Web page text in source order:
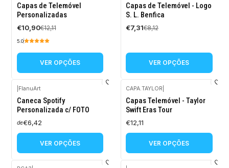
-10%
DESCONTO
Capas de Telemóvel
Personalizadas
€10,90€12,11
5.0
VER OPÇÕES
-10%
DESCONTO
Capas de Telemóvel - Logo
S. L. Benfica
€7,31€8,12
VER OPÇÕES
FlanuArt
Caneca Spotify
Personalizada c/ FOTO
de€6,42
VER OPÇÕES
CAPA.TAYLOR
Capas Telemóvel - Taylor
Swift Eras Tour
€12,11
VER OPÇÕES